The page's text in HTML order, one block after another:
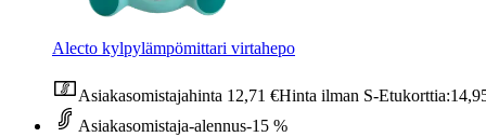
Alecto kylpylämpömittari virtahepo
Asiakasomistajahinta 12,71 €Hinta ilman S-Etukorttia:
Asiakasomistaja-alennus-15 %